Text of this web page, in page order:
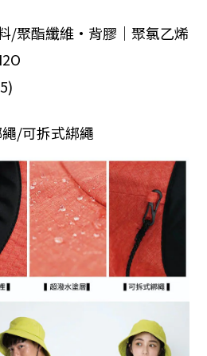
/聚酯纖維·背膠｜聚氯乙烯
/可拆式綁繩